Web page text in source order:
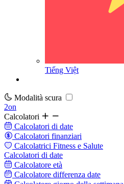
Tiếng Việt
Modalità scura
2on
Calcolatori
Calcolatori di date
Calcolatori finanziari
Calcolatrici Fitness e Salute
Calcolatori di date
Calcolatore età
Calcolatore differenza date